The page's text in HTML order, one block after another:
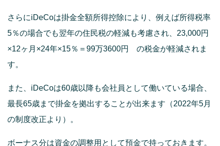
さらにiDeCoは掛金全額所得控除により、例えば所得税率
5％の場合でも翌年の住民税の軽減も考慮され、23,000円
×12ヶ月×24年×15％＝99万3600円 の税金が軽減されま
す。
また、iDeCoは60歳以降も会社員として働いている場合、
最長65歳まで掛金を拠出することが出来ます（2022年5月
の制度改正より）。
ボーナス分は資金の調整用として預金で持っておきます。